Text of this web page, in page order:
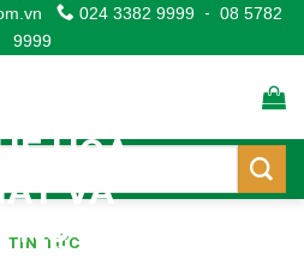
024 3382 9999 - 08 5782
9999
TIN TỨC